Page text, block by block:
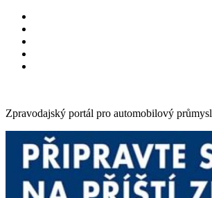
Zpravodajský portál pro automobilový průmysl